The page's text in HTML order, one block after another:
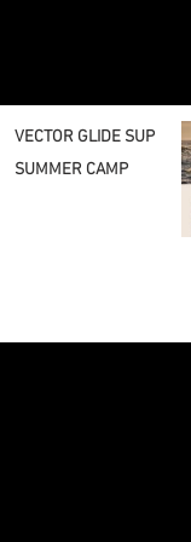
VECTOR GLIDE SUP
SUMMER CAMP